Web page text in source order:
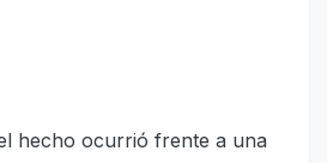
hecho ocurrió frente a una